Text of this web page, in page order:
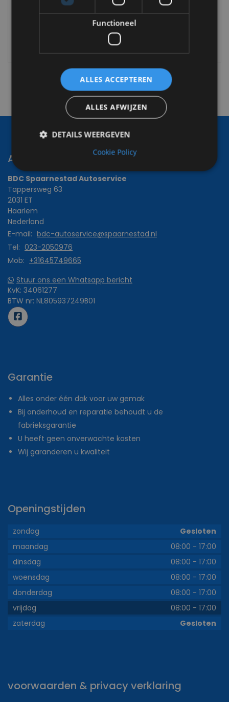
kunt evt direct een afspraak inplannen. Bij spoed
graag contact telefonisch contact opnemen of
een Whatsapp bericht sturen
Adres & Contact
BDC Spaarnestad Autoservice
Tappersweg 63
2031 ET
Haarlem
Nederland
E-mail: bdc-autoservice@spaarnestad.nl
Tel: 023-2050976
Mob: +31645749665
Stuur ons een Whatsapp bericht
KvK: 34061277
BTW nr: NL805937249B01
Garantie
Alles onder één dak voor uw gemak
Bij onderhoud en reparatie behoudt u de
fabrieksgarantie
U heeft geen onverwachte kosten
Wij garanderen u kwaliteit
Openingstijden
zondag
Gesloten
maandag
08:00 - 17:00
dinsdag
08:00 - 17:00
woensdag
08:00 - 17:00
donderdag
08:00 - 17:00
vrijdag
08:00 - 17:00
zaterdag
Gesloten
voorwaarden & privacy verklaring
Functioneel
ALLES ACCEPTEREN
ALLES AFWIJZEN
DETAILS WEERGEVEN
Cookie Policy